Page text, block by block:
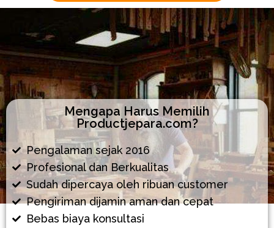
Mengapa Harus Memilih
Productjepara.com?
Pengalaman sejak 2016
Profesional dan Berkualitas
Sudah dipercaya oleh ribuan customer
Pengiriman dijamin aman dan cepat
Bebas biaya konsultasi